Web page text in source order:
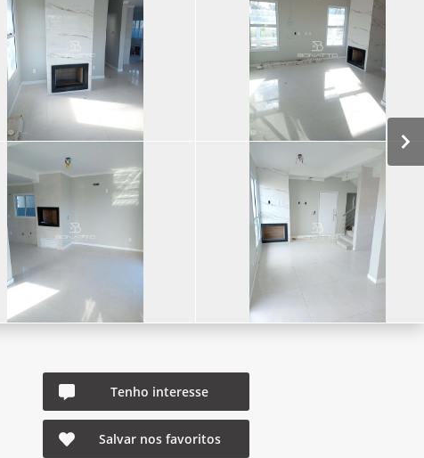
Tenho interesse
Salvar nos favoritos